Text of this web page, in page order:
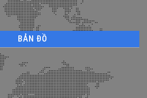
BẢN ĐỒ